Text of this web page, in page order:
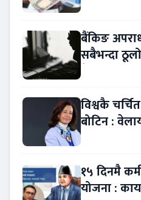
बैंकिङ
सबैभन्दा
विश्वकै
बोटिन :
१५ दिनमै
योजना :